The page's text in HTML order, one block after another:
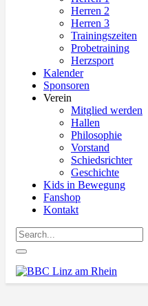
Herren 2
Herren 3
Trainingszeiten
Probetraining
Herzsport
Kalender
Sponsoren
Verein
Mitglied werden
Hallen
Philosophie
Vorstand
Schiedsrichter
Geschichte
Kids in Bewegung
Fanshop
Kontakt